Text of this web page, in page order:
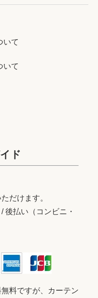
いて
いて
ド
だけます。
後払い（コンビニ・
料ですが、カーテン